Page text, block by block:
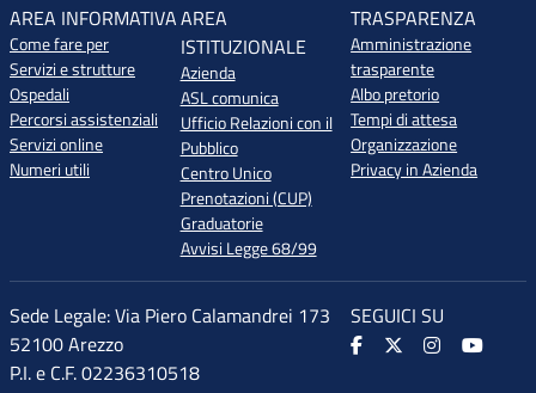
AREA INFORMATIVA
Come fare per
Servizi e strutture
Ospedali
Percorsi assistenziali
Servizi online
Numeri utili
AREA
ISTITUZIONALE
Azienda
ASL comunica
Ufficio Relazioni con il
Pubblico
Centro Unico
Prenotazioni (CUP)
Graduatorie
Avvisi Legge 68/99
TRASPARENZA
Amministrazione
trasparente
Albo pretorio
Tempi di attesa
Organizzazione
Privacy in Azienda
Sede Legale: Via Piero Calamandrei 173
52100 Arezzo
P.I. e C.F. 02236310518
SEGUICI SU